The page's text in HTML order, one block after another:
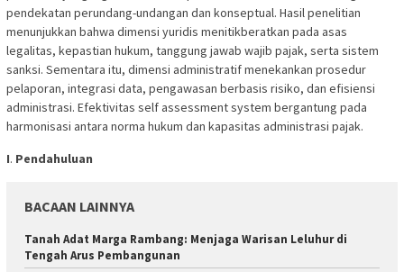
pendekatan perundang-undangan dan konseptual. Hasil penelitian
menunjukkan bahwa dimensi yuridis menitikberatkan pada asas
legalitas, kepastian hukum, tanggung jawab wajib pajak, serta sistem
sanksi. Sementara itu, dimensi administratif menekankan prosedur
pelaporan, integrasi data, pengawasan berbasis risiko, dan efisiensi
administrasi. Efektivitas self assessment system bergantung pada
harmonisasi antara norma hukum dan kapasitas administrasi pajak.
I. Pendahuluan
BACAAN LAINNYA
Tanah Adat Marga Rambang: Menjaga Warisan Leluhur di
Tengah Arus Pembangunan